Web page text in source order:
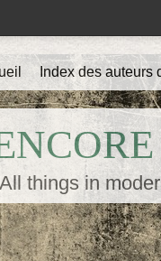
things in
Index des auteurs